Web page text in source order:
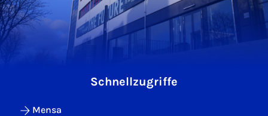
Schnellzugriffe
Mensa